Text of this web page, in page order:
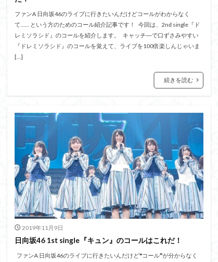
ファンA 日向坂46のライブに行きたいんだけどコールがわからなく
て…… という方のためのコール紹介記事です！ 今回は、2nd single『ド
レミソラシド』のコールを紹介します。 キャッチ―で口ずさみやすい
『ドレミソラシド』のコールを覚えて、ライブを100倍楽しんじゃいま
[…]
続きを読む
2019年11月9日
日向坂46 1st single『キュン』のコールはこれだ！
ファンA 日向坂46のライブに行きたいんだけど❝コール❞が分からなく